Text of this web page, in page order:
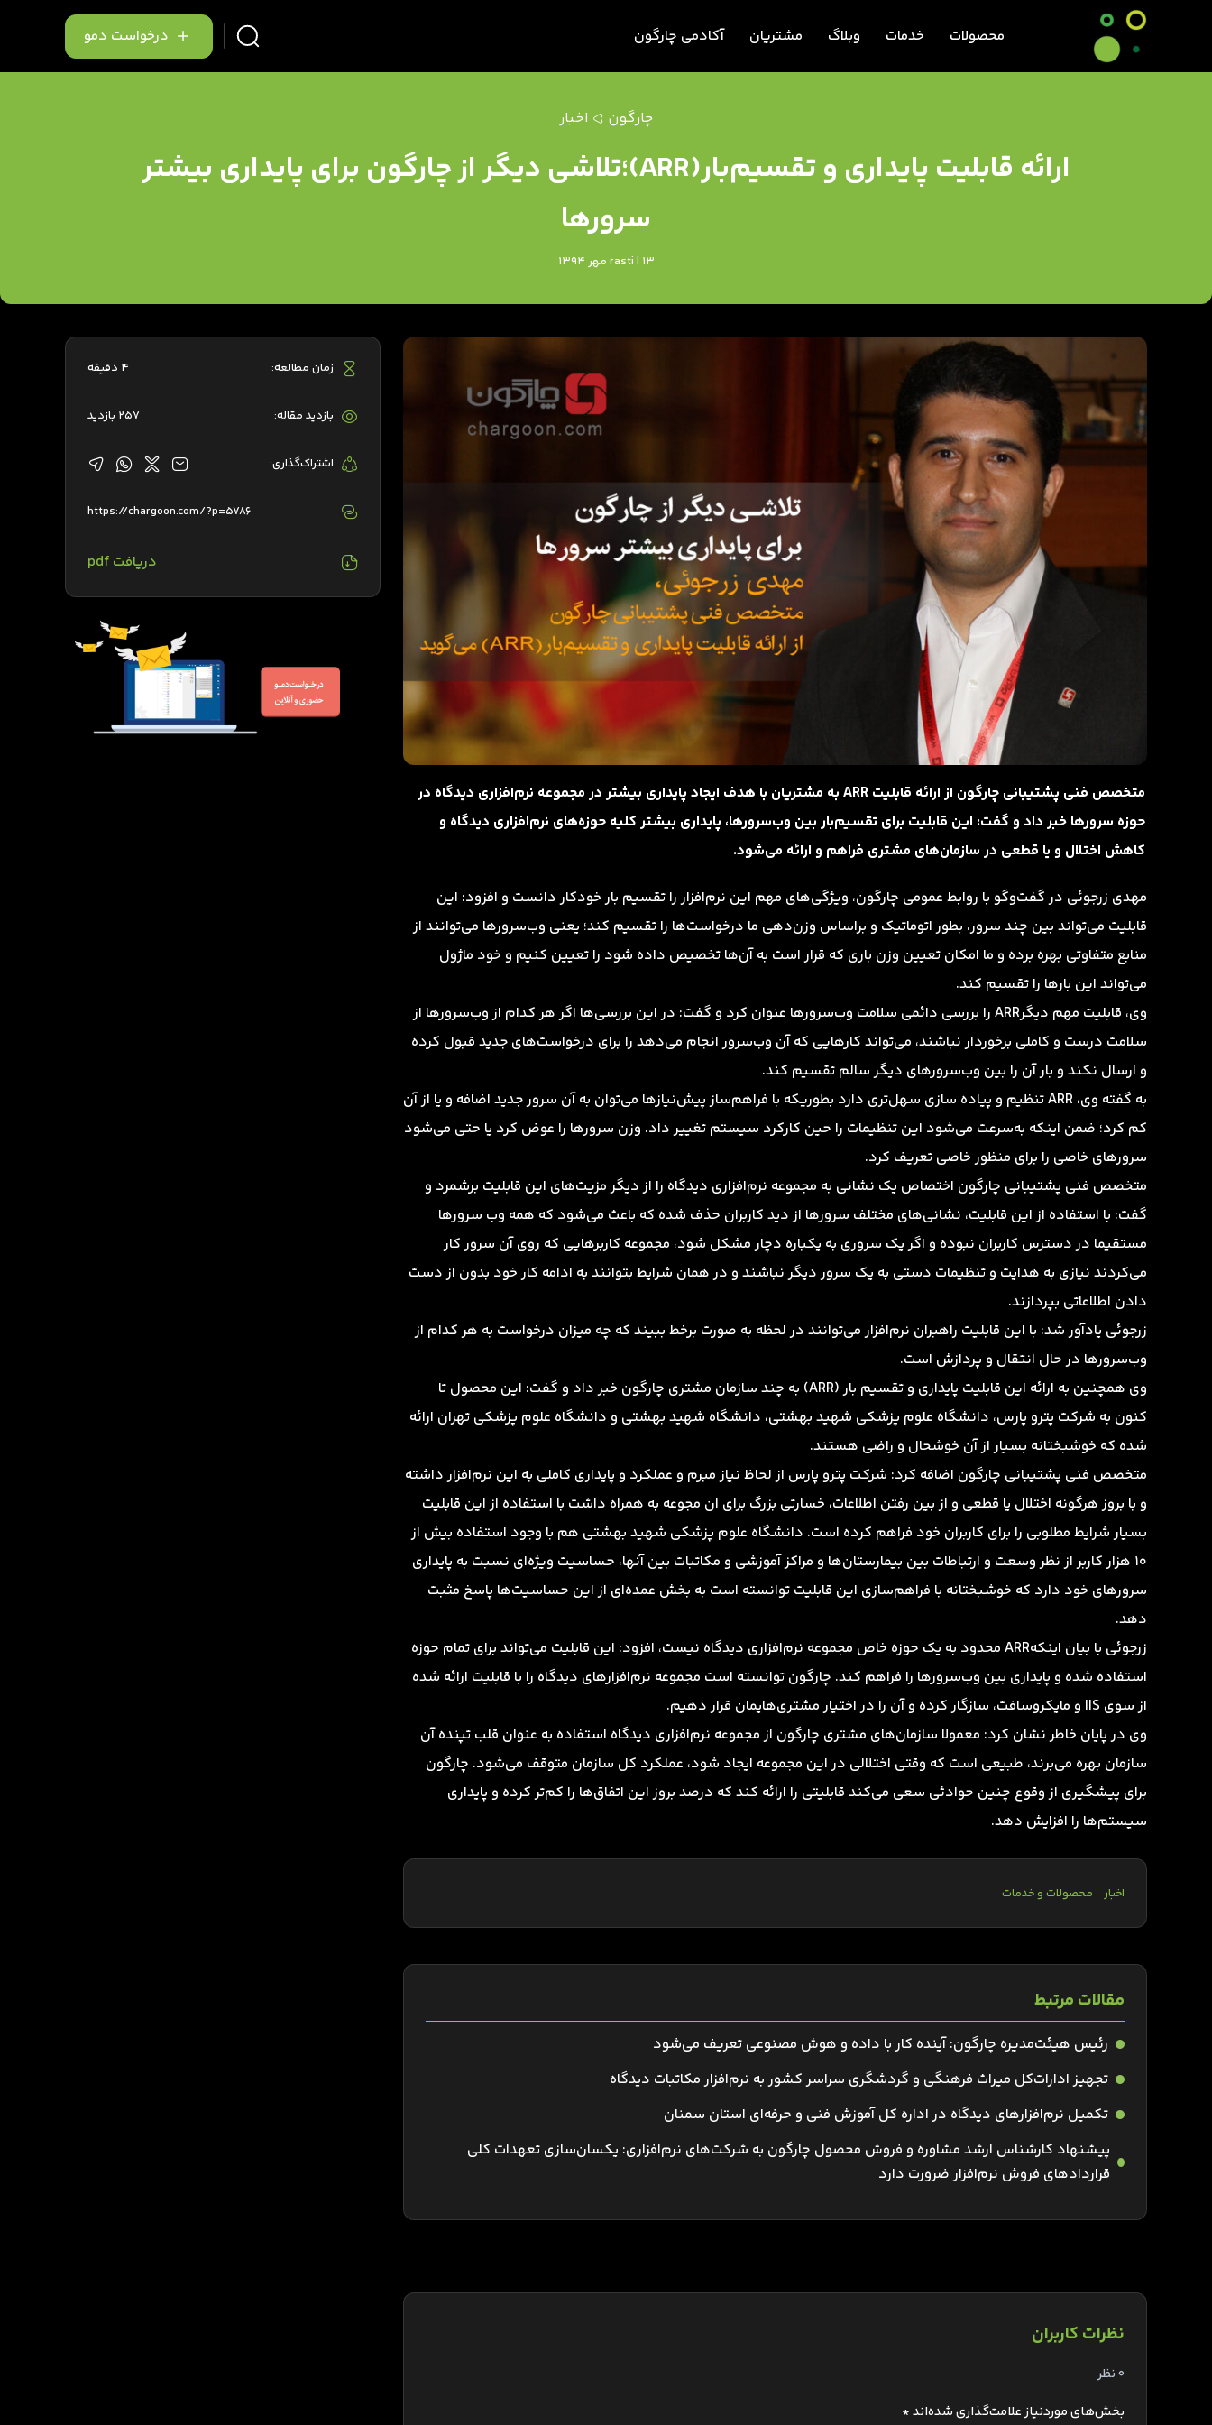
محصولات خدمات وبلاگ مشتریان آکادمی چارگون درخواست دمو
چارگون اخبار
ارائه قابلیت پایداری و تقسیم‌بار(ARR)؛تلاشی دیگر از چارگون برای پایداری بیشتر
سرورها
rasti | 13 مهر 1394
متخصص فنی پشتیبانی چارگون از ارائه قابلیت ARR به مشتریان با هدف ایجاد پایداری بیشتر در مجموعه نرم‌افزاری دیدگاه در
حوزه سرورها خبر داد و گفت: این قابلیت برای تقسیم‌بار بین وب‌سرور‌ها، پایداری بیشتر کلیه حوزه‌های نرم‌افزاری دیدگاه و
کاهش اختلال و یا قطعی در سازمان‌های مشتری فراهم و ارائه می‌شود.
مهدی زرجوئی در گفت‌وگو با روابط عمومی چارگون، ویژگی‌های مهم این نرم‌افزار را تقسیم بار خودکار دانست و افزود: این
قابلیت می‌تواند بین چند سرور، بطور اتوماتیک و براساس وزن‌دهی ما درخواست‌ها را تقسیم کند؛ یعنی وب‌سرورها می‌توانند از
منابع متفاوتی بهره برده و ما امکان تعیین وزن باری که قرار است به آن‌ها تخصیص داده شود را تعیین کنیم و خود ماژول
می‌تواند این بارها را تقسیم کند.
وی، قابلیت‌ مهم دیگرARR را بررسی دائمی سلامت وب‌سرورها عنوان کرد و گفت: در این بررسی‌ها اگر هر کدام از وب‌سرورها از
سلامت درست و کاملی برخوردار نباشند، می‌تواند کارهایی که آن وب‌سرور انجام می‌دهد را برای درخواست‌های جدید قبول کرده
و ارسال نکند و بار آن را بین وب‌سرورهای دیگر سالم تقسیم ‌کند.
به گفته وی، ARR تنظیم و پیاده سازی سهل‌تری دارد بطوریکه با فراهم‌ساز پیش‌نیازها می‌توان به آن سرور جدید اضافه و یا از آن
کم کرد؛ ضمن اینکه به‌سرعت می‌شود این تنظیمات را حین کارکرد سیستم تغییر داد. وزن سرورها را عوض کرد یا حتی می‌شود
سرورهای خاصی را برای منظور خاصی تعریف کرد.
متخصص فنی پشتیبانی چارگون اختصاص یک نشانی به مجموعه نرم‌افزاری دیدگاه را از دیگر مزیت‌های این قابلیت برشمرد و
گفت: با استفاده از این قابلیت، نشانی‌های مختلف سرورها از دید کاربران حذف شده که باعث می‌شود که همه وب سرورها
مستقیما در دسترس کاربران نبوده و اگر یک سروری به یکباره دچار مشکل شود، مجموعه کاربرهایی که روی آن سرور کار
می‌کردند نیازی به هدایت و تنظیمات دستی به یک سرور دیگر نباشند و در همان شرایط بتوانند به ادامه کار خود بدون از دست
دادن اطلاعاتی بپردازند.
زرجوئی یادآور شد: با این قابلیت راهبران نرم‌افزار می‌توانند در لحظه به صورت برخط ببیند که چه میزان درخواست به هر کدام از
وب‌سرورها در حال انتقال و پردازش است.
وی همچنین به ارائه این قابلیت پایداری و تقسیم بار (ARR) به چند سازمان مشتری چارگون خبر داد و گفت: این محصول تا
کنون به شرکت پترو پارس، دانشگاه علوم پزشکی شهید بهشتی، دانشگاه شهید بهشتی و دانشگاه علوم پزشکی تهران ارائه
شده که خوشبختانه بسیار از آن خوشحال و راضی هستند.
متخصص فنی پشتیبانی چارگون اضافه کرد: شرکت پترو پارس از لحاظ نیاز مبرم و عملکرد و پایداری کاملی به این نرم‌افزار داشته
و با بروز هرگونه اختلال یا قطعی و از بین رفتن اطلاعات، خسارتی بزرگ برای ان مجوعه به همراه داشت با استفاده از این قابلیت
بسیار شرایط مطلوبی را برای کاربران خود فراهم کرده است. دانشگاه علوم پزشکی شهید بهشتی هم با وجود استفاده بیش از
10 هزار کاربر از نظر وسعت و ارتباطات بین بیمارستان‌ها و مراکز آموزشی‌ و مکاتبات بین آنها، حساسیت ویژه‌ای نسبت به پایداری
سرورهای خود دارد که خوشبختانه با فراهم‌سازی این قابلیت توانسته است به بخش عمده‌ای از این حساسیت‌ها پاسخ مثبت
دهد.
زرجوئی با بیان اینکهARR محدود به یک حوزه خاص مجموعه نرم‌افزاری دیدگاه نیست، افزود: این قابلیت می‌تواند برای تمام حوزه
استفاده شده و پایداری بین وب‌سرورها را فراهم کند. چارگون توانسته‌ است مجموعه نرم‌افزارهای دیدگاه را با قابلیت ارائه شده
از سوی IIS و مایکروسافت، سازگار کرده و آن را در اختیار مشتری‌هایمان قرار دهیم.
وی در پایان خاطر نشان کرد: معمولا سازمان‌های مشتری چارگون از مجموعه نرم‌افزاری دیدگاه استفاده به عنوان قلب تپنده آن
سازمان بهره می‌برند، طبیعی است که وقتی اختلالی در این مجموعه ایجاد شود، عملکرد کل سازمان متوقف می‌شود. چارگون
برای پیشگیری از وقوع چنین حوادثی سعی می‌کند قابلیتی را ارائه کند که درصد بروز این اتفاق‌ها را کم‌تر کرده و پایداری
سیستم‌ها را افزایش دهد.
اخبار محصولات و خدمات
مقالات مرتبط
رئیس هیئت‌مدیره چارگون: آینده کار با داده و هوش مصنوعی تعریف می‌شود
تجهیز ادارات‌کل میراث فرهنگی و گردشگری سراسر کشور به نرم‌افزار مکاتبات دیدگاه
تکمیل نرم‌افزارهای دیدگاه در اداره کل آموزش فنی و حرفه‌ای استان سمنان
پیشنهاد کارشناس ارشد مشاوره و فروش محصول چارگون به شرکت‌های نرم‌افزاری: یکسان‌سازی تعهدات کلی
قراردادهای فروش نرم‌افزار ضرورت دارد
نظرات کاربران
0 نظر
بخش‌های موردنیاز علامت‌گذاری شده‌اند*
زمان مطالعه: 4 دقیقه
بازدید مقاله: 257 بازدید
اشتراک‌گذاری:
https://chargoon.com/?p=5786
دریافت pdf